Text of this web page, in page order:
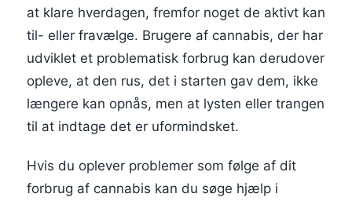
at klare hverdagen, fremfor noget de aktivt kan
til- eller fravælge. Brugere af cannabis, der har
udviklet et problematisk forbrug kan derudover
opleve, at den rus, det i starten gav dem, ikke
længere kan opnås, men at lysten eller trangen
til at indtage det er uformindsket.
Hvis du oplever problemer som følge af dit
forbrug af cannabis kan du søge hjælp i